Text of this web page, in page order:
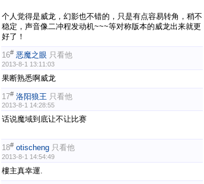
个人觉得是威龙，幻影也不错的，只是有点容易转角，稍不
稳定，声音像二冲程发动机~~~等对称版本的威龙出来就更
好了！
16# 恶魔之眼 只看他
2013-8-1 13:11:03
果断熟悉啊威龙
17# 洛阳狼王 只看他
2013-8-1 14:28:55
话说魔域到底让不让比赛
18# otischeng 只看他
2013-8-1 14:54:49
樓主真幸運.